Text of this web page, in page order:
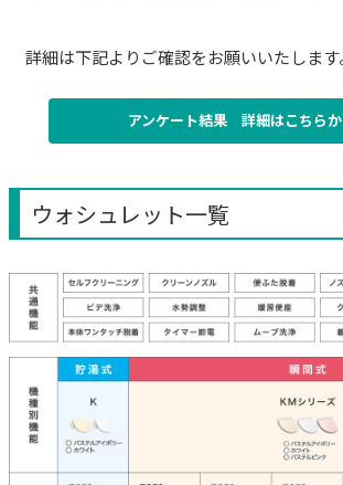
詳細は下記よりご確認をお願いいたします
アンケート結果 詳細はこちらか
ウォシュレット一覧